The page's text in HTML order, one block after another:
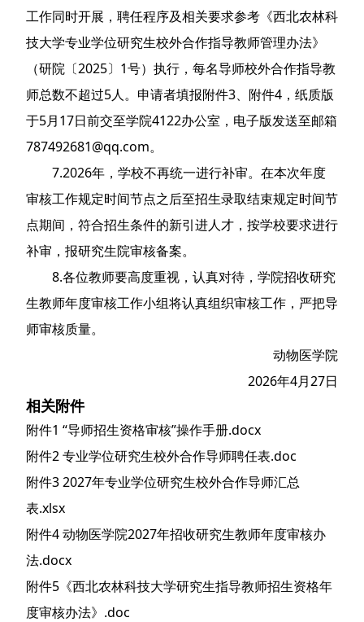
工作同时开展，聘任程序及相关要求参考《西北农林科
技大学专业学位研究生校外合作指导教师管理办法》
（研院〔2025〕1号）执行，每名导师校外合作指导教
师总数不超过5人。申请者填报附件3、附件4，纸质版
于5月17日前交至学院4122办公室，电子版发送至邮箱
787492681@qq.com。
7.2026年，学校不再统一进行补审。在本次年度
审核工作规定时间节点之后至招生录取结束规定时间节
点期间，符合招生条件的新引进人才，按学校要求进行
补审，报研究生院审核备案。
8.各位教师要高度重视，认真对待，学院招收研究
生教师年度审核工作小组将认真组织审核工作，严把导
师审核质量。
动物医学院
2026年4月27日
相关附件
附件1 “导师招生资格审核”操作手册.docx
附件2 专业学位研究生校外合作导师聘任表.doc
附件3 2027年专业学位研究生校外合作导师汇总
表.xlsx
附件4 动物医学院2027年招收研究生教师年度审核办
法.docx
附件5《西北农林科技大学研究生指导教师招生资格年
度审核办法》.doc